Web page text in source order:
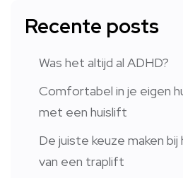
Recente posts
Was het altijd al ADHD?
Comfortabel in je eigen
met een huislift
De juiste keuze maken
van een traplift